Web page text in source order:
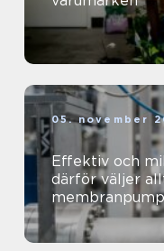
05. november
Effektiv och
därför väljer